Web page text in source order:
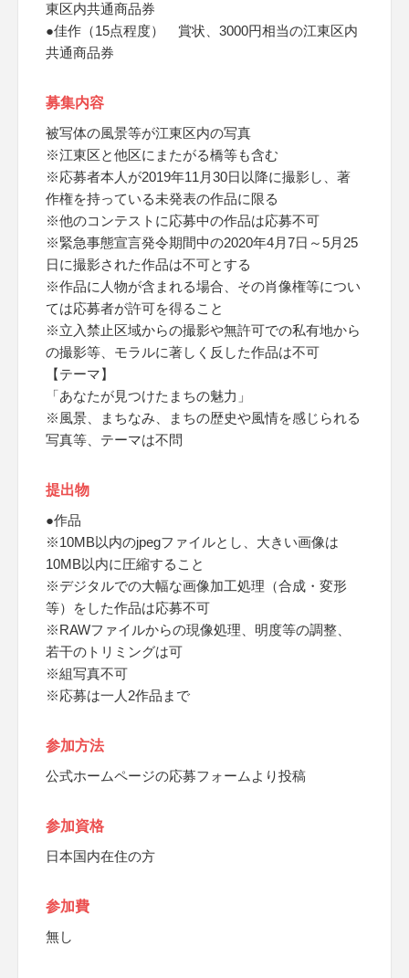
東区内共通商品券
●佳作（15点程度） 賞状、3000円相当の江東区内
共通商品券
募集内容
被写体の風景等が江東区内の写真
※江東区と他区にまたがる橋等も含む
※応募者本人が2019年11月30日以降に撮影し、著
作権を持っている未発表の作品に限る
※他のコンテストに応募中の作品は応募不可
※緊急事態宣言発令期間中の2020年4月7日～5月25
日に撮影された作品は不可とする
※作品に人物が含まれる場合、その肖像権等につい
ては応募者が許可を得ること
※立入禁止区域からの撮影や無許可での私有地から
の撮影等、モラルに著しく反した作品は不可
【テーマ】
「あなたが見つけたまちの魅力」
※風景、まちなみ、まちの歴史や風情を感じられる
写真等、テーマは不問
提出物
●作品
※10MB以内のjpegファイルとし、大きい画像は
10MB以内に圧縮すること
※デジタルでの大幅な画像加工処理（合成・変形
等）をした作品は応募不可
※RAWファイルからの現像処理、明度等の調整、
若干のトリミングは可
※組写真不可
※応募は一人2作品まで
参加方法
公式ホームページの応募フォームより投稿
参加資格
日本国内在住の方
参加費
無し